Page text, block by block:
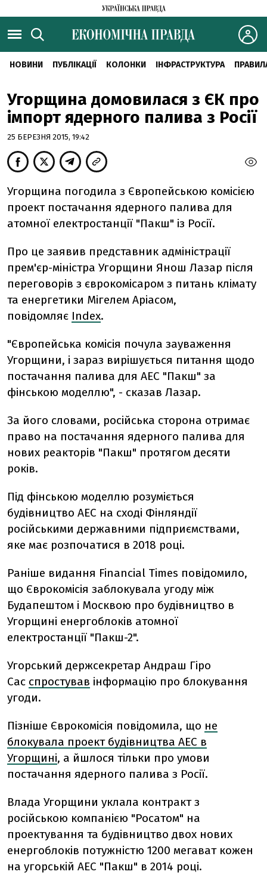
НОВИНИ ПУБЛІКАЦІЇ КОЛОНКИ ІНФРАСТРУКТУРА
Угорщина домовилася з ЄК про
імпорт ядерного палива з Росії
25 БЕРЕЗНЯ 2015, 19:42
Угорщина погодила з Європейською комісією
проект постачання ядерного палива для
атомної електростанції "Пакш" із Росії.
Про це заявив представник адміністрації
прем'єр-міністра Угорщини Янош Лазар після
переговорів з єврокомісаром з питань клімату
та енергетики Мігелем Аріасом,
повідомляє Index.
"Європейська комісія почула зауваження
Угорщини, і зараз вирішується питання щодо
постачання палива для АЕС "Пакш" за
фінською моделлю", - сказав Лазар.
За його словами, російська сторона отримає
право на постачання ядерного палива для
нових реакторів "Пакш" протягом десяти
років.
Під фінською моделлю розуміється
будівництво АЕС на сході Фінляндії
російськими державними підприємствами,
яке має розпочатися в 2018 році.
Раніше видання Financial Times повідомило,
що Єврокомісія заблокувала угоду між
Будапештом і Москвою про будівництво в
Угорщині енергоблоків атомної
електростанції "Пакш-2".
Угорський держсекретар Андраш Гіро
Сас спростував інформацію про блокування
угоди.
Пізніше Єврокомісія повідомила, що не
блокувала проект будівництва АЕС в
Угорщині, а йшлося тільки про умови
постачання ядерного палива з Росії.
Влада Угорщини уклала контракт з
російською компанією "Росатом" на
проектування та будівництво двох нових
енергоблоків потужністю 1200 мегават кожен
на угорській АЕС "Пакш" в 2014 році.